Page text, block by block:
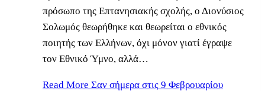
πρόσωπο της Επτανησιακής σχολής, ο Διονύσιος
Σολωμός θεωρήθηκε και θεωρείται ο εθνικός
ποιητής των Ελλήνων, όχι μόνον γιατί έγραψε
τον Εθνικό Ύμνο, αλλά…
Read More Σαν σήμερα στις 9 Φεβρουαρίου